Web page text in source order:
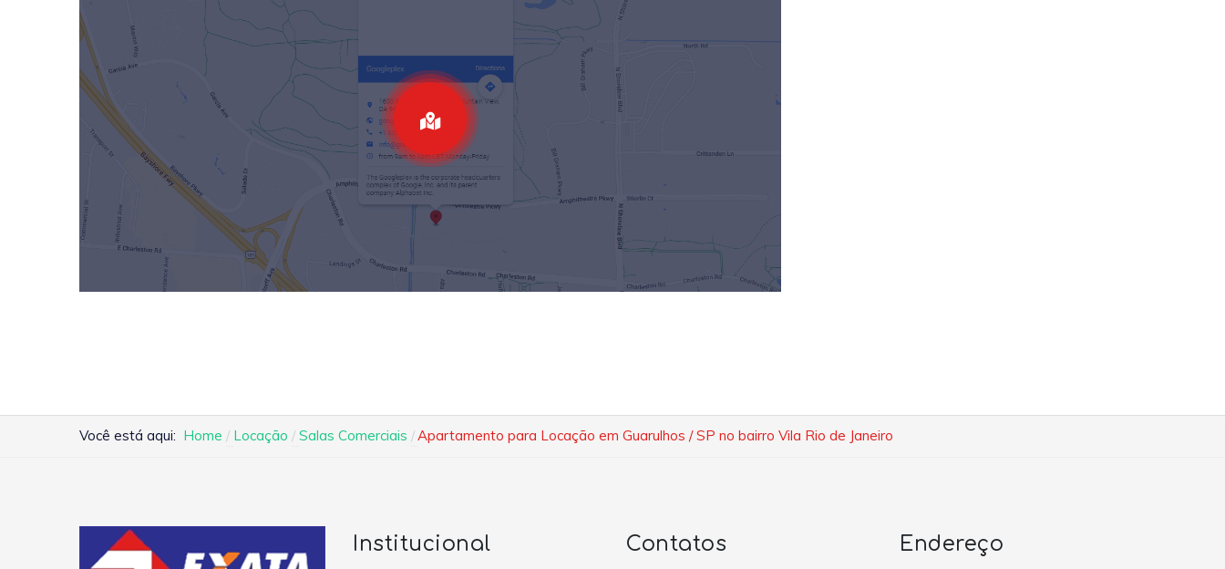
Você está aqui: Home Locação Salas Comerciais Apartamento para Locação em Guarulhos / SP no bairro Vila Rio de Janeiro
Institucional Contatos Endereço